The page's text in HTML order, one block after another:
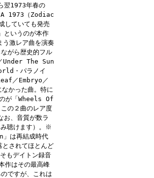
翌1973年春の
1973（Zodiac
していても発売
というのが本作
う激レア曲を演奏
がら歴史的フル
Under The Sun
・パラノイ
／Embryo／
かった曲。特に
のが「Wheels Of
の２曲のレア度
お、音質が数ラ
み聴けます）。※
は再結成時代
とされてほとんど
もデイトン録音
作はその最高峰
ですが、これは